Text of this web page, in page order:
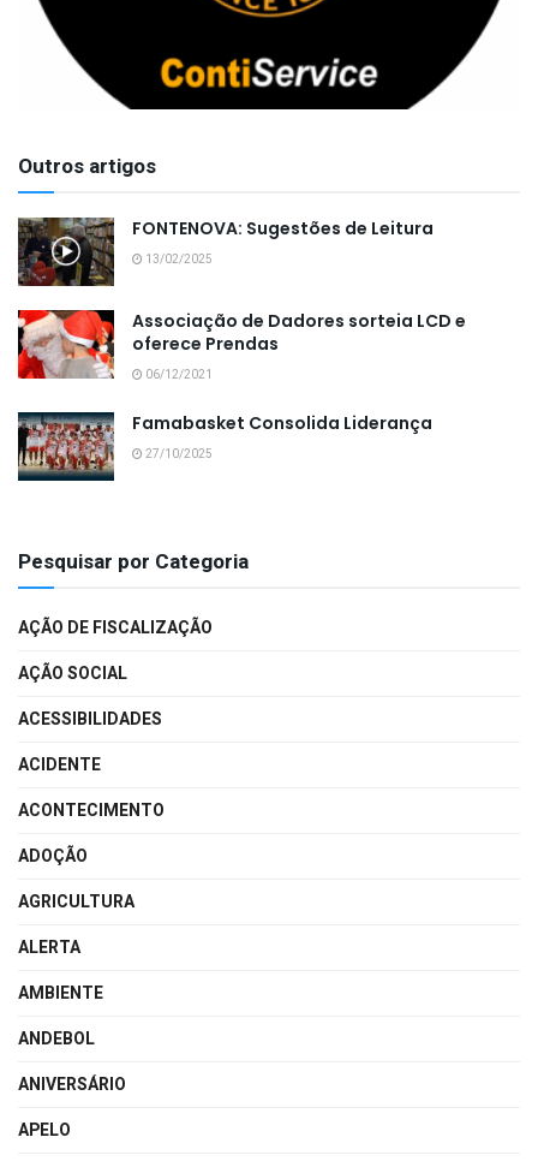
Outros artigos
FONTENOVA: Sugestões de Leitura
13/02/2025
Associação de Dadores sorteia LCD e
oferece Prendas
06/12/2021
Famabasket Consolida Liderança
27/10/2025
Pesquisar por Categoria
AÇÃO DE FISCALIZAÇÃO
AÇÃO SOCIAL
ACESSIBILIDADES
ACIDENTE
ACONTECIMENTO
ADOÇÃO
AGRICULTURA
ALERTA
AMBIENTE
ANDEBOL
ANIVERSÁRIO
APELO